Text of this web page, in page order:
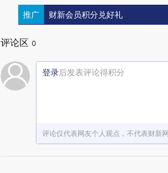
推广 财新会员积分兑好礼
评论区 0
登录后发表评论得积分
评论仅代表网友个人观点，不代表财新